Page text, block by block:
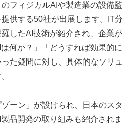
フィジカルAIや製造業の設備監
供する50社が出展します。IT分
したAI技術が紹介され、企業が
何か？」「どうすれば効果的に
た疑問に対し、具体的なソリュ
ーン」が設けられ、日本のスタ
品開発の取り組みも紹介されま